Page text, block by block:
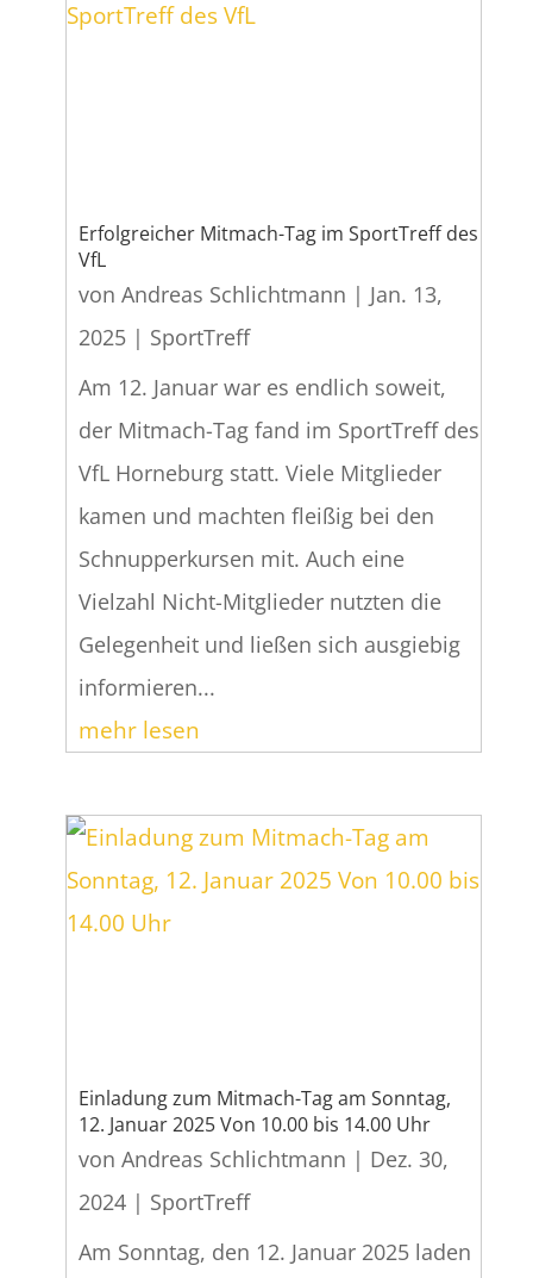
Erfolgreicher Mitmach-Tag im SportTreff des
VfL
von Andreas Schlichtmann | Jan. 13,
2025| SportTreff
Am 12. Januar war es endlich soweit,
der Mitmach-Tag fand im SportTreff des
VfL Horneburg statt. Viele Mitglieder
kamen und machten fleißig bei den
Schnupperkursen mit. Auch eine
Vielzahl Nicht-Mitglieder nutzten die
Gelegenheit und ließen sich ausgiebig
informieren...
mehr lesen
Einladung zum Mitmach-Tag am Sonntag,
12. Januar 2025 Von 10.00 bis 14.00 Uhr
von Andreas Schlichtmann | Dez. 30,
2024| SportTreff
Am Sonntag, den 12. Januar 2025 laden